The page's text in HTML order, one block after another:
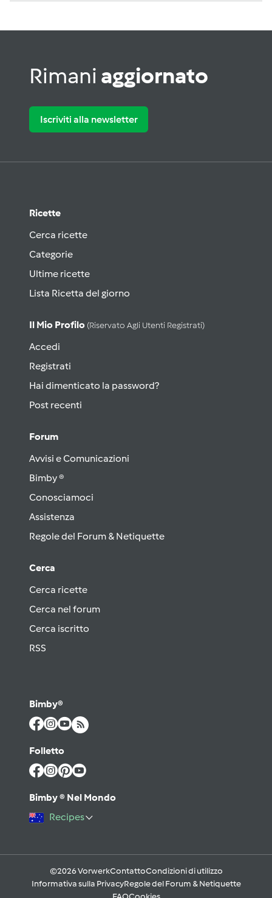
Rimani aggiornato
Iscriviti alla newsletter
Ricette
Cerca ricette
Categorie
Ultime ricette
Lista Ricetta del giorno
Il Mio Profilo (riservato Agli Utenti Registrati)
Accedi
Registrati
Hai dimenticato la password?
Post recenti
Forum
Avvisi e Comunicazioni
Bimby ®
Conosciamoci
Assistenza
Regole del Forum & Netiquette
Cerca
Cerca ricette
Cerca nel forum
Cerca iscritto
RSS
Bimby®
Folletto
Bimby ® Nel Mondo
Recipes
©2026 VorwerkContattoCondizioni di utilizzo
Informativa sulla PrivacyRegole del Forum & Netiquette